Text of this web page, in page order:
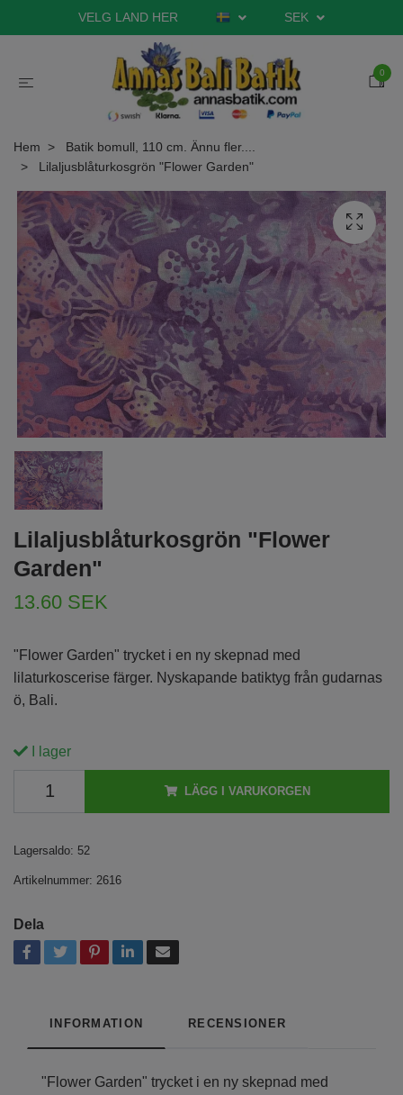
VELG LAND HER SEK
0
Hem
Batik bomull, 110 cm. Ännu fler....
Lilaljusblåturkosgrön "Flower Garden"
Lilaljusblåturkosgrön "Flower
Garden"
13.60 SEK
"Flower Garden" trycket i en ny skepnad med
lilaturkoscerise färger. Nyskapande batiktyg från gudarnas
ö, Bali.
I lager
LÄGG I VARUKORGEN
Lagersaldo: 52
Artikelnummer: 2616
Dela
INFORMATION RECENSIONER
"Flower Garden" trycket i en ny skepnad med